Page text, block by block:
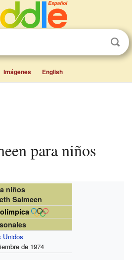
Imágenes English
para niños
niños
Salmeen
Unidos
de 1974